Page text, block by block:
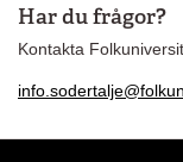
Har du frågor?
Kontakta